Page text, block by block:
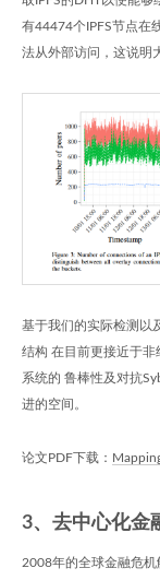
有44474个IPFS节点在
法从外部访问，这说明
基于我们的实际检测以
结构 在目前更接近于
系统的 鲁棒性及对抗
进的空间。
论文PDF下载：
3、去中心化金
2008年的全球金融危